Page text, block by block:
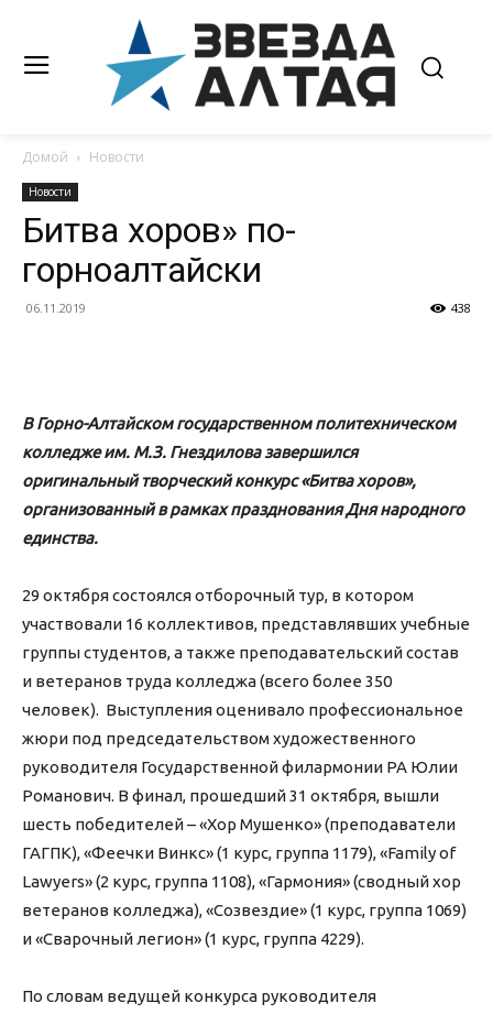
Домой Новости
Новости
Битва хоров» по-
горноалтайски
06.11.2019 438
В Горно-Алтайском государственном политехническом
колледже им. М.З. Гнездилова завершился
оригинальный творческий конкурс «Битва хоров»,
организованный в рамках празднования Дня народного
единства.
29 октября состоялся отборочный тур, в котором
участвовали 16 коллективов, представлявших учебные
группы студентов, а также преподавательский состав
и ветеранов труда колледжа (всего более 350
человек). Выступления оценивало профессиональное
жюри под председательством художественного
руководителя Государственной филармонии РА Юлии
Романович. В финал, прошедший 31 октября, вышли
шесть победителей – «Хор Мушенко» (преподаватели
ГАГПК), «Феечки Винкс» (1 курс, группа 1179), «Family of
Lawyers» (2 курс, группа 1108), «Гармония» (сводный хор
ветеранов колледжа), «Созвездие» (1 курс, группа 1069)
и «Сварочный легион» (1 курс, группа 4229).
По словам ведущей конкурса руководителя